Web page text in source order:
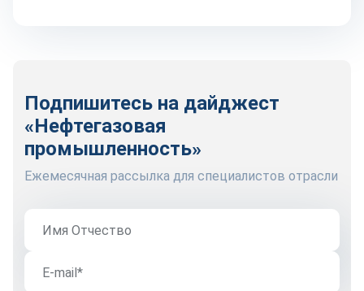
Подпишитесь на дайджест
«Нефтегазовая
промышленность»
Ежемесячная рассылка для специалистов отрасли